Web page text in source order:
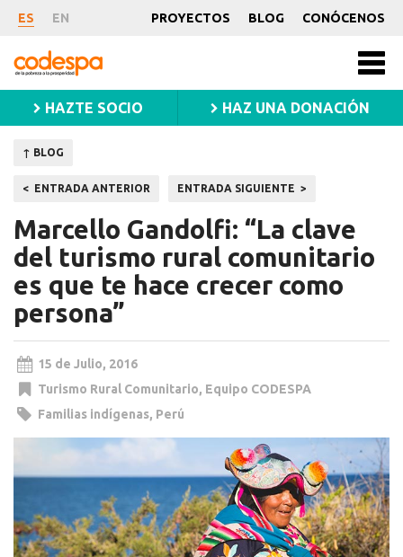
Noticia
ES EN PROYECTOS BLOG CONÓCENOS
CODESPA
HAZTE SOCIO HAZ UNA DONACIÓN
↑ BLOG
Navegación
de
entradas
ENTRADA ANTERIOR ENTRADA SIGUIENTE
Marcello Gandolfi: “La clave
del turismo rural comunitario
es que te hace crecer como
persona”
15 de Julio, 2016
Turismo Rural Comunitario, Equipo CODESPA
Familias indígenas, Perú